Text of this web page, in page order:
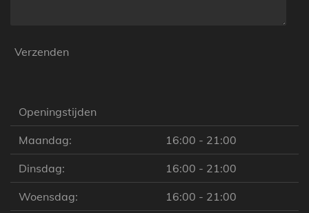
Verzenden
Openingstijden
Maandag: 16:00 - 21:00
Dinsdag: 16:00 - 21:00
Woensdag: 16:00 - 21:00